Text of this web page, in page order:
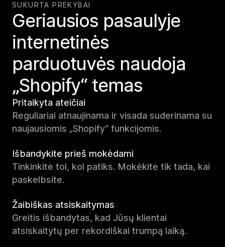
SUKURTA PREKYBAI
Geriausios pasaulyje
internetinės
parduotuvės naudoja
„Shopify“ temas
Pritaikyta ateičiai
Reguliariai atnaujinama ir visada suderinama su
naujausiomis „Shopify“ funkcijomis.
Išbandykite prieš mokėdami
Tinkinkite tol, kol patiks. Mokėkite tik tada, kai
paskelbsite.
Žaibiškas atsiskaitymas
Greitis išbandytas, kad Jūsų klientai
atsiskaitytų per rekordiškai trumpą laiką.